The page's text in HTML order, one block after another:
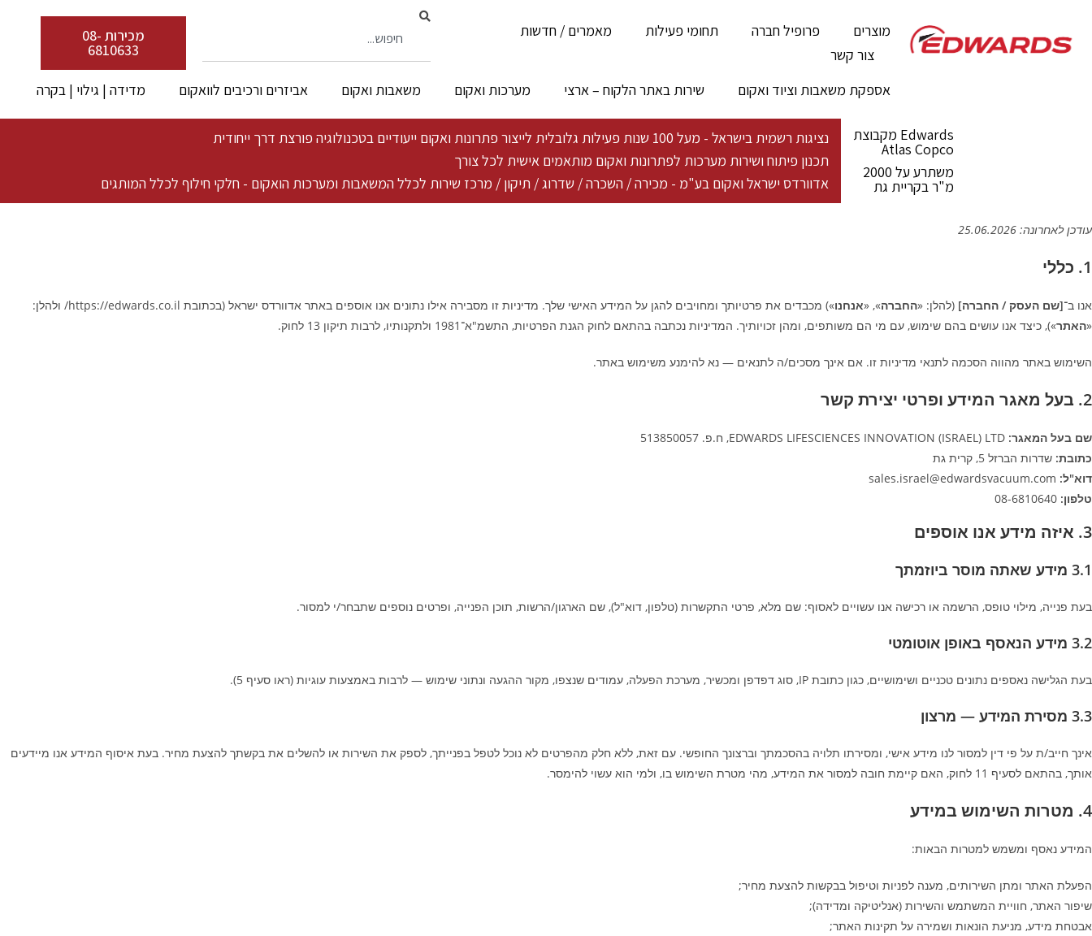
מוצרים פרופיל חברה תחומי פעילות
מאמרים / חדשות
צור קשר
מכירות 08-
6810633
אספקת משאבות וציוד ואקום שירות באתר הלקוח – ארצי מערכות ואקום משאבות ואקום אביזרים ורכיבים לוואקום מדידה | גילוי | בקרה
Edwards מקבוצת
Atlas Copco
משתרע על 2000
מ"ר בקריית גת
נציגות רשמית בישראל - מעל 100 שנות פעילות גלובלית לייצור פתרונות ואקום ייעודיים בטכנולוגיה פורצת דרך ייחודית
תכנון פיתוח ושירות מערכות לפתרונות ואקום מותאמים אישית לכל צורך
אדוורדס ישראל ואקום בע"מ - מכירה / השכרה / שדרוג / תיקון / מרכז שירות לכלל המשאבות ומערכות הואקום - חלקי חילוף לכלל המותגים
עודכן לאחרונה: 25.06.2026
1. כללי
אנו ב־[שם העסק / החברה] (להלן: «החברה», «אנחנו
») מכבדים את פרטיותך ומחויבים להגן על המידע האישי שלך. מדיניות זו מסבירה אילו נתונים אנו אוספים באתר אדוורדס ישראל (בכתובת https://edwards.co.il/ ולהלן:
«האתר»), כיצד אנו עושים בהם שימוש, עם מי הם משותפים, ומהן זכויותיך. המדיניות נכתבה בהתאם לחוק הגנת הפרטיות, התשמ"א־1981 ולתקנותיו, לרבות תיקון 13 לחוק.
השימוש באתר מהווה הסכמה לתנאי מדיניות זו. אם אינך מסכים/ה לתנאים — נא להימנע משימוש באתר.
2. בעל מאגר המידע ופרטי יצירת קשר
שם בעל המאגר:
כתובת: שדרות הברזל 5, קרית גת
דוא"ל:
טלפון:
3. איזה מידע אנו אוספים
3.1 מידע שאתה מוסר ביוזמתך
בעת פנייה, מילוי טופס, הרשמה או רכישה אנו עשויים לאסוף: שם מלא, פרטי התקשרות (טלפון, דוא"ל), שם הארגון/הרשות, תוכן הפנייה, ופרטים נוספים שתבחר/י למסור.
3.2 מידע הנאסף באופן אוטומטי
בעת הגלישה נאספים נתונים טכניים ושימושיים, כגון כתובת IP, סוג דפדפן ומכשיר, מערכת הפעלה, עמודים שנצפו, מקור ההגעה ונתוני שימוש — לרבות באמצעות עוגיות (ראו סעיף 5).
3.3 מסירת המידע — מרצון
אינך חייב/ת על פי דין למסור לנו מידע אישי, ומסירתו תלויה בהסכמתך וברצונך החופשי. עם זאת, ללא חלק מהפרטים לא נוכל לטפל בפנייתך, לספק את השירות או להשלים את בקשתך להצעת מחיר. בעת איסוף המידע אנו מיידעים
אותך, בהתאם לסעיף 11 לחוק, האם קיימת חובה למסור את המידע, מהי מטרת השימוש בו, ולמי הוא עשוי להימסר.
4. מטרות השימוש במידע
המידע נאסף ומשמש למטרות הבאות:
הפעלת האתר ומתן השירותים, מענה לפניות וטיפול בבקשות להצעת מחיר;
שיפור האתר, חוויית המשתמש והשירות (אנליטיקה ומדידה);
אבטחת מידע, מניעת הונאות ושמירה על תקינות האתר;